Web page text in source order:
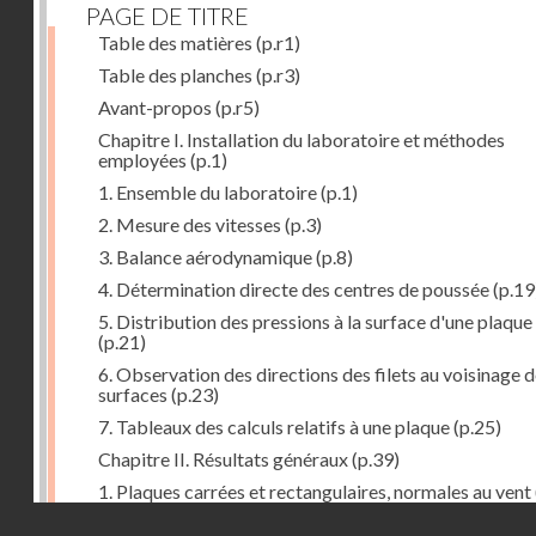
PAGE DE TITRE
Table des matières (p.r1)
Table des planches (p.r3)
Avant-propos (p.r5)
Chapitre I. Installation du laboratoire et méthodes
employées (p.1)
1. Ensemble du laboratoire(p.1)
2. Mesure des vitesses (p.3)
3. Balance aérodynamique(p.8)
4. Détermination directe des centres de poussée
5. Distribution des pressions à la surface d'une plaque
(p.21)
6. Observation des directions des filets au voisinage
surfaces (p.23)
7. Tableaux des calculs relatifs à une plaque(p.25)
Chapitre II. Résultats généraux(p.39)
1. Plaques carrées et rectangulaires, normales au vent